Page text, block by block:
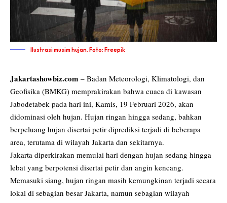
Ilustrasi musim hujan. Foto: Freepik
Jakartashowbiz.com – Badan Meteorologi, Klimatologi, dan
Geofisika (BMKG) memprakirakan bahwa cuaca di kawasan
Jabodetabek pada hari ini, Kamis, 19 Februari 2026, akan
didominasi oleh hujan. Hujan ringan hingga sedang, bahkan
berpeluang hujan disertai petir diprediksi terjadi di beberapa
area, terutama di wilayah Jakarta dan sekitarnya.
Jakarta diperkirakan memulai hari dengan hujan sedang hingga
lebat yang berpotensi disertai petir dan angin kencang.
Memasuki siang, hujan ringan masih kemungkinan terjadi secara
lokal di sebagian besar Jakarta, namun sebagian wilayah